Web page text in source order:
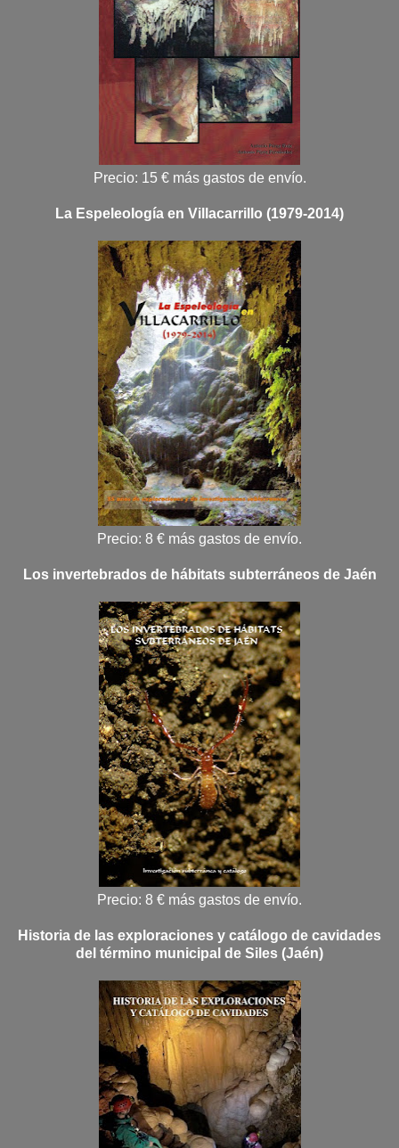
Precio: 15 € más gastos de envío.
La Espeleología en Villacarrillo (1979-2014)
Precio: 8 € más gastos de envío.
Los invertebrados de hábitats subterráneos de Jaén
Precio: 8 € más gastos de envío.
Historia de las exploraciones y catálogo de cavidades
del término municipal de Siles (Jaén)